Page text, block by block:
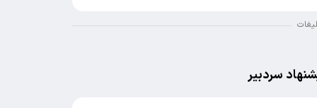
سردبیر